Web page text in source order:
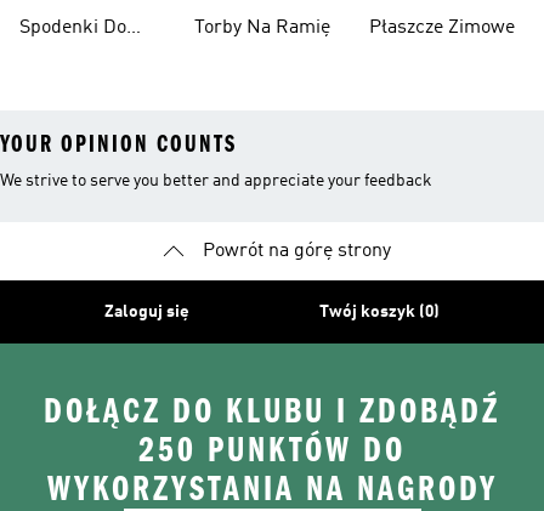
Spodenki Do
Torby Na Ramię Płaszcze Zimowe
YOUR OPINION COUNTS
We strive to serve you better and appreciate your feedback
Powrót na górę strony
Zaloguj się Twój koszyk (0)
DOŁĄCZ DO KLUBU I ZDOBĄDŹ
250 PUNKTÓW DO
WYKORZYSTANIA NA NAGRODY